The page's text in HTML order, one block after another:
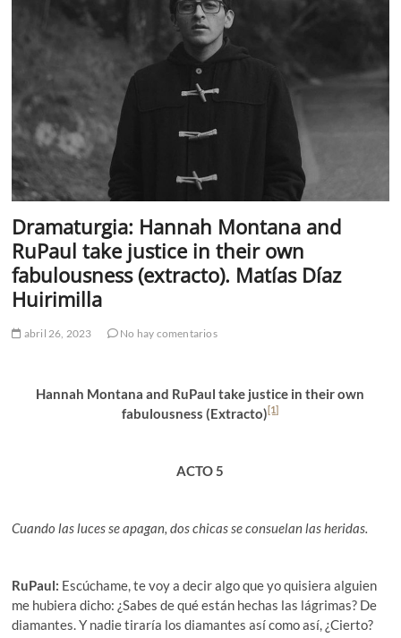
Dramaturgia: Hannah Montana and
RuPaul take justice in their own
fabulousness (extracto). Matías Díaz
Huirimilla
abril 26, 2023 No hay comentarios
Hannah Montana and RuPaul take justice in their own
fabulousness (Extracto)[1]
ACTO 5
Cuando las luces se apagan, dos chicas se consuelan las heridas.
RuPaul: Escúchame, te voy a decir algo que yo quisiera alguien
me hubiera dicho: ¿Sabes de qué están hechas las lágrimas? De
diamantes. Y nadie tiraría los diamantes así como así, ¿Cierto?